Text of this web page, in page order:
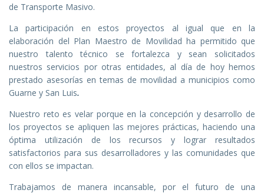
de Transporte Masivo.
La participación en estos proyectos al igual que en la
elaboración del Plan Maestro de Movilidad ha permitido que
nuestro talento técnico se fortalezca y sean solicitados
nuestros servicios por otras entidades, al día de hoy hemos
prestado asesorías en temas de movilidad a municipios como
Guarne y San Luis.
Nuestro reto es velar porque en la concepción y desarrollo de
los proyectos se apliquen las mejores prácticas, haciendo una
óptima utilización de los recursos y lograr resultados
satisfactorios para sus desarrolladores y las comunidades que
con ellos se impactan.
Trabajamos de manera incansable, por el futuro de una